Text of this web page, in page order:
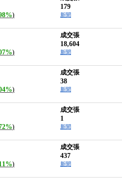
)
179
新聞
)
成交張
18,604
新聞
)
成交張
38
新聞
)
成交張
1
新聞
)
成交張
437
新聞